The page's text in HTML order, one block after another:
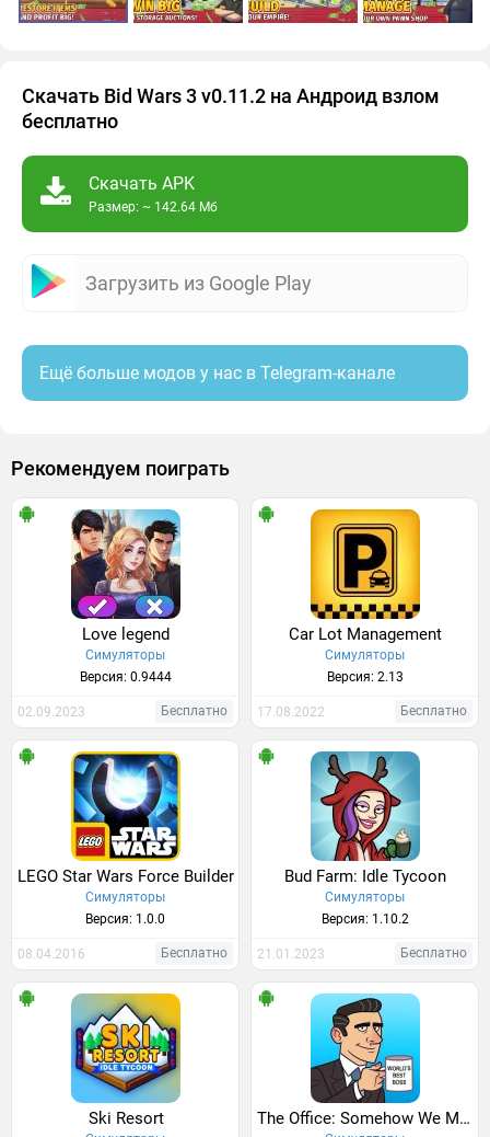
Скачать Bid Wars 3 v0.11.2 на Андроид взлом
бесплатно
Скачать APK
Размер: ~ 142.64 Мб
Загрузить из Google Play
Ещё больше модов у нас в Telegram-канале
Рекомендуем поиграть
Love legend
Симуляторы
Версия: 0.9444
02.09.2023 Бесплатно
Car Lot Management
Симуляторы
Версия: 2.13
17.08.2022 Бесплатно
LEGO Star Wars Force Builder
Симуляторы
Версия: 1.0.0
08.04.2016 Бесплатно
Bud Farm: Idle Tycoon
Симуляторы
Версия: 1.10.2
21.01.2023 Бесплатно
Ski Resort The Office: Somehow We Manage